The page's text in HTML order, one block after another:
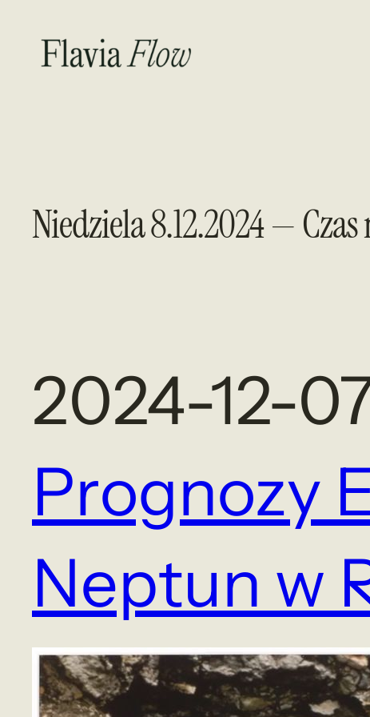
treści
Niedziela 8.12.2024 —
2024-12-
Prognozy
Neptun w